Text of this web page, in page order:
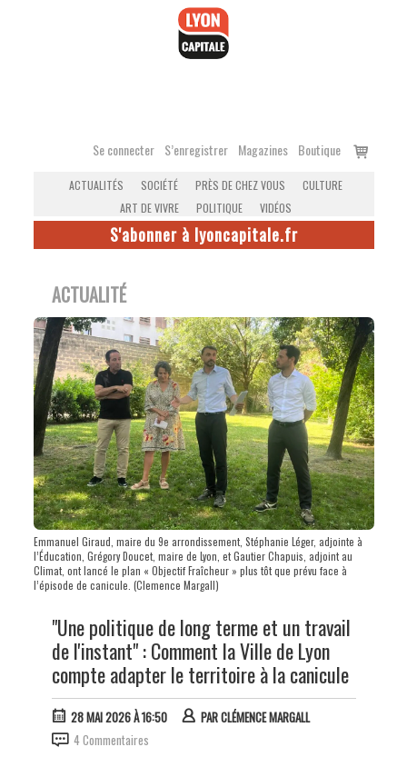
Se connecter S’enregistrer Magazines Boutique
Voir
ACTUALITÉS SOCIÉTÉ PRÈS DE CHEZ VOUS
CULTURE
ART DE VIVRE
POLITIQUE VIDÉOS
S'abonner à lyoncapitale.fr
ACTUALITÉ
Emmanuel Giraud, maire du 9e arrondissement, Stéphanie Léger, adjointe à
l’Éducation, Grégory Doucet, maire de Lyon, et Gautier Chapuis, adjoint au
Climat, ont lancé le plan « Objectif Fraîcheur » plus tôt que prévu face à
l’épisode de canicule. (Clemence Margall)
"Une politique de long terme et un travail
de l'instant" : Comment la Ville de Lyon
compte adapter le territoire à la canicule
28 MAI 2026 À 16:50 PARCLÉMENCE MARGALL
4 Commentaires